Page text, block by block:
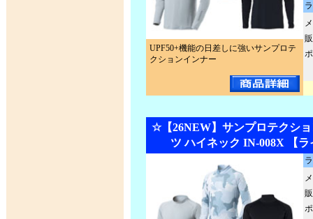
UPF50+機能の日差しに強いサンプロテ
クションインナー
☆【26NEW】サンプロテクシ
ツ ハイネック IN-008X 【